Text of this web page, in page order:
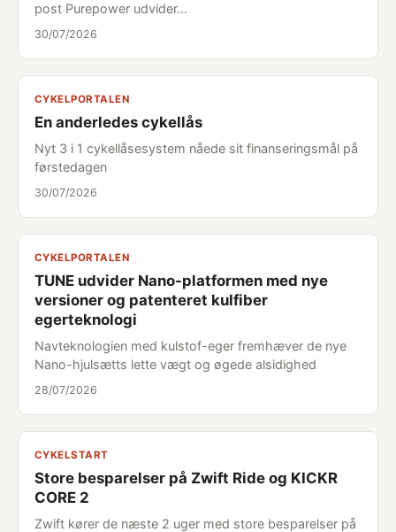
post Purepower udvider…
30/07/2026
CYKELPORTALEN
En anderledes cykellås
Nyt 3 i 1 cykellåsesystem nåede sit finanseringsmål på
førstedagen
30/07/2026
CYKELPORTALEN
TUNE udvider Nano-platformen med nye
versioner og patenteret kulfiber
egerteknologi
Navteknologien med kulstof-eger fremhæver de nye
Nano-hjulsætts lette vægt og øgede alsidighed
28/07/2026
CYKELSTART
Store besparelser på Zwift Ride og KICKR
CORE 2
Zwift kører de næste 2 uger med store besparelser på